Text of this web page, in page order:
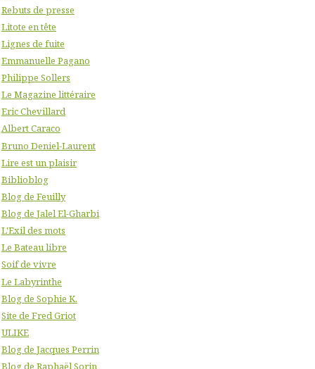
Rebuts de presse
Litote en tête
Lignes de fuite
Emmanuelle Pagano
Philippe Sollers
Le Magazine littéraire
Eric Chevillard
Albert Caraco
Bruno Deniel-Laurent
Lire est un plaisir
Biblioblog
Blog de Feuilly
Blog de Jalel El-Gharbi
L'Exil des mots
Le Bateau libre
Soif de vivre
Le Labyrinthe
Blog de Sophie K.
Site de Fred Griot
ULIKE
Blog de Jacques Perrin
Blog de Raphaël Sorin